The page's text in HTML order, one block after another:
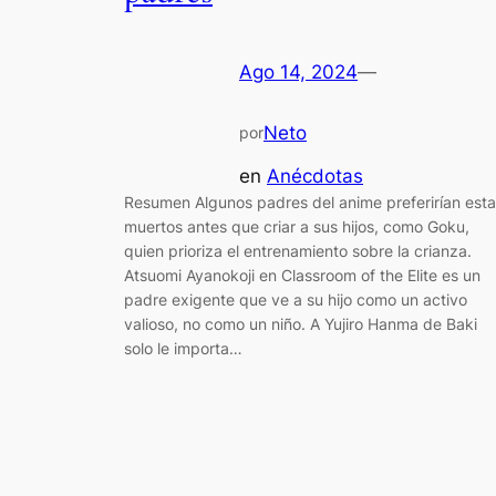
Ago 14, 2024—
porNeto
en Anécdotas
Resumen Algunos padres del anime preferirían
muertos antes que criar a sus hijos, como Goku,
quien prioriza el entrenamiento sobre la crianza.
Atsuomi Ayanokoji en Classroom of the Elite es un
padre exigente que ve a su hijo como un activo
valioso, no como un niño. A Yujiro Hanma de Baki
solo le importa…